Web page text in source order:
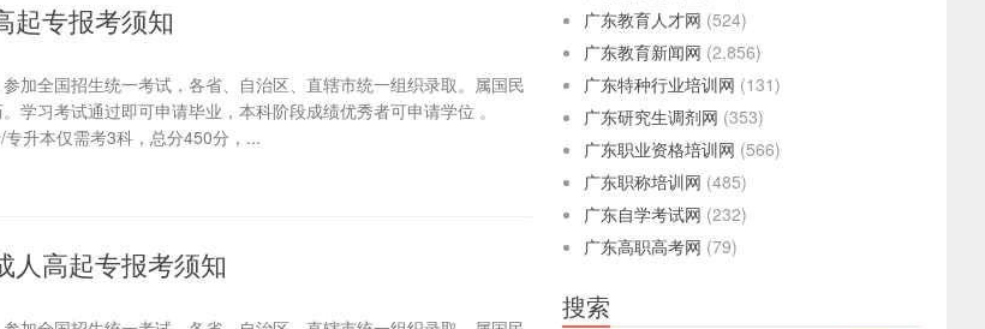
起专报考须知
加全国招生统一考试，各省、自治区、直辖市统一组织录取。属国民
学习考试通过即可申请毕业，本科阶段成绩优秀者可申请学位 。
升本仅需考3科，总分450分，...
人高起专报考须知
广东教育人才网 (524)
广东教育新闻网 (2,856)
广东特种行业培训网 (131)
广东研究生调剂网 (353)
广东职业资格培训网 (566)
广东职称培训网 (485)
广东自学考试网 (232)
广东高职高考网 (79)
搜索